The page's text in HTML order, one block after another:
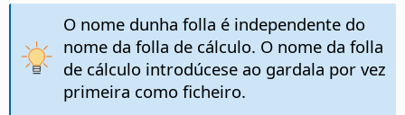
O nome dunha folla é independente do
nome da folla de cálculo. O nome da folla
de cálculo introdúcese ao gardala por vez
primeira como ficheiro.